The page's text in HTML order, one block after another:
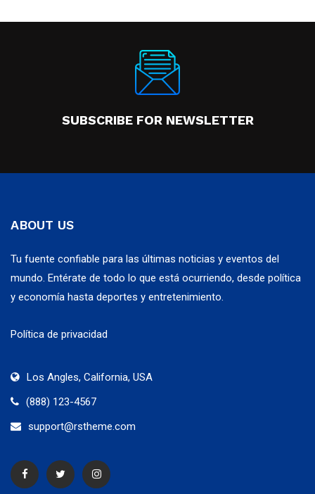
SUBSCRIBE FOR NEWSLETTER
ABOUT US
Tu fuente confiable para las últimas noticias y eventos del
mundo. Entérate de todo lo que está ocurriendo, desde política
y economía hasta deportes y entretenimiento.
Política de privacidad
Los Angles, California, USA
(888) 123-4567
support@rstheme.com